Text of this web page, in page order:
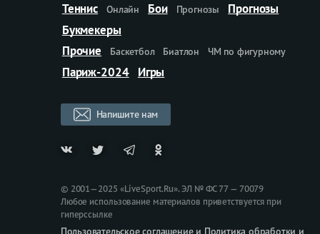
Теннис Онлайн Бои Прогнозы
Прогнозы
Букмекеры
Прочие
Баскетбол Биатлон ЧМ по фигурному
Париж-2024 Игры
Напишите нам
© 2001—2025 «LiveSport.Ru». ЭЛ № ФС 77 — 70079
Любое использование материалов приветствуется при
гиперссылке
Пользовательское соглашение и Политика обработки и